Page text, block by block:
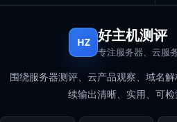
HZ 好主机测评
专注服务器、云服
围绕服务器测评、云产品观察、域名
续输出清晰、实用、可检